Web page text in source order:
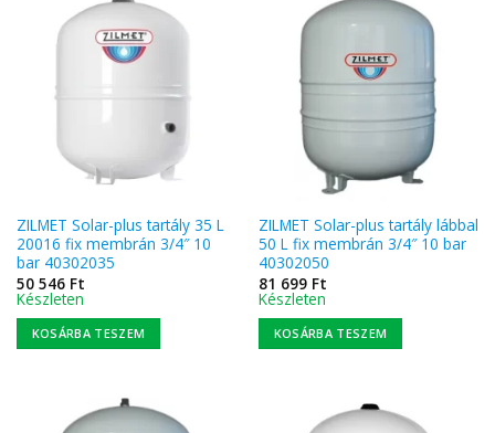
ZILMET Solar-plus tartály 35 L
20016 fix membrán 3/4″ 10
bar 40302035
50 546 Ft
Készleten
KOSÁRBA TESZEM
ZILMET Solar-plus tartály lábbal
50 L fix membrán 3/4″ 10 bar
40302050
81 699 Ft
Készleten
KOSÁRBA TESZEM